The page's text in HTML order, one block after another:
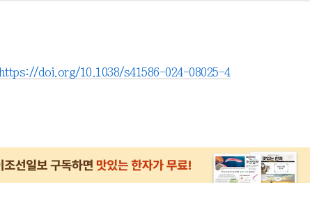
https://doi.org/10.1038/s41586-024-08025-4